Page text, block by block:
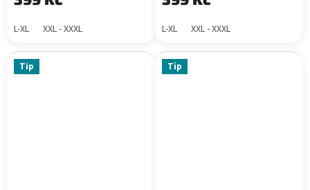
L-XL XXL - XXXL L-XL XXL - XXXL
Tip Tip